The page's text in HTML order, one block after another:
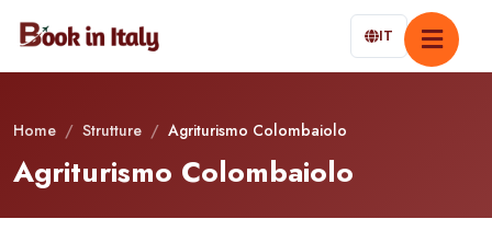
IT
Home / Strutture / Agriturismo Colombaiolo
Agriturismo Colombaiolo